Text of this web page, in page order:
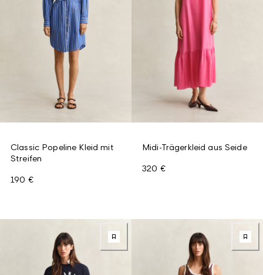
Classic Popeline Kleid mit
Streifen
190 €
Midi-Trägerkleid aus Seide
320 €